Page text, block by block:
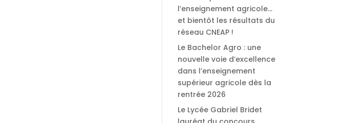
l’enseignement agricole…
et bientôt les résultats du
réseau CNEAP !
Le Bachelor Agro : une
nouvelle voie d’excellence
dans l’enseignement
supérieur agricole dès la
rentrée 2026
Le Lycée Gabriel Bridet